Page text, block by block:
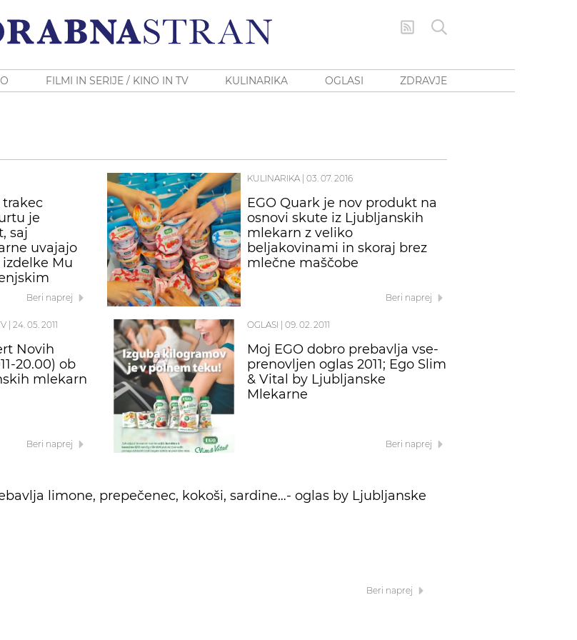
FILMI IN SERIJE / KINO IN TV KULINARIKA OGLASI ZDRAVJE
je
saj
uvajajo
Mu
Beri naprej
KULINARIKA| 03. 07. 2016
EGO Quark je nov produkt na
osnovi skute iz Ljubljanskih
mlekarn z veliko
beljakovinami in skoraj brez
mlečne maščobe
Beri naprej
24. 05. 2011
Novih
20.00) ob
mlekarn
Beri naprej
OGLASI 09. 02. 2011
Moj EGO dobro prebavlja vse-
prenovljen oglas 2011; Ego Slim
& Vital by Ljubljanske
Mlekarne
Beri naprej
limone, prepečenec, kokoši, sardine…- oglas by Ljubljanske
Beri naprej